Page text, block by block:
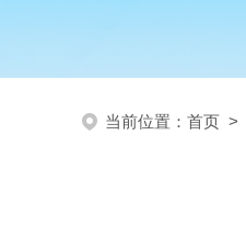
当前位置： 首页 >